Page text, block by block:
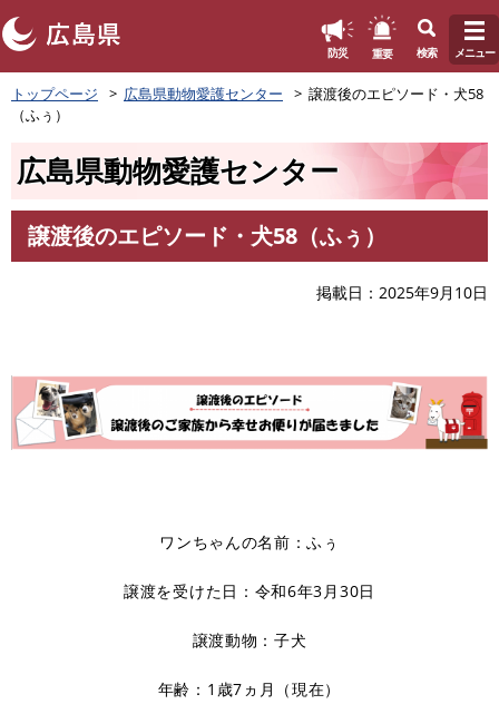
ペ
ー
。
防災 重要 検索 メニュー
トップページ 広島県動物愛護センター
譲渡後のエピソード・犬58
（ふぅ）
広島県動物愛護センター
文
譲渡後のエピソード・犬58（ふぅ）
掲載日 2025年9月10日
ワンちゃんの名前：ふぅ
譲渡を受けた日：令和6年3月30日
譲渡動物：子犬
年齢：1歳7ヵ月（現在）